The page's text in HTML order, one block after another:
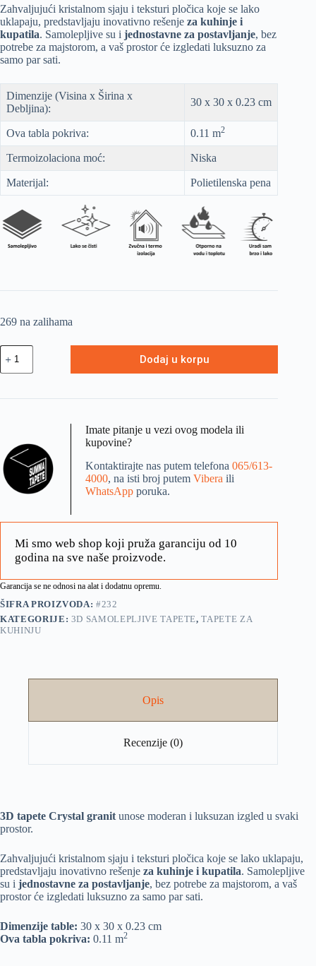
Zahvaljujući kristalnom sjaju i teksturi pločica koje se lako
uklapaju, predstavljaju inovativno rešenje za kuhinje i
kupatila. Samolepljive su i jednostavne za postavljanje, bez
potrebe za majstorom, a vaš prostor će izgledati luksuzno za
samo par sati.
Dimenzije (Visina x Širina x
Debljina):
30 x 30 x 0.23 cm
Ova tabla pokriva: 0.11 m2
Termoizolaciona moć: Niska
Materijal: Polietilenska pena
269 na zalihama
Dodaj u korpu
Imate pitanje u vezi ovog modela ili
kupovine?
Kontaktirajte nas putem telefona 065/613-
4000, na isti broj putem Vibera ili
WhatsApp poruka.
Mi smo web shop koji pruža garanciju od 10
godina na sve naše proizvode.
Garancija se ne odnosi na alat i dodatnu opremu.
ŠIFRA PROIZVODA:#232
KATEGORIJE: 3D SAMOLEPLJIVE TAPETE,TAPETE ZA
KUHINJU
Opis
Recenzije (0)
3D tapete Crystal granit unose moderan i luksuzan izgled u svaki
prostor.
Zahvaljujući kristalnom sjaju i teksturi pločica koje se lako uklapaju,
predstavljaju inovativno rešenje za kuhinje i kupatila. Samolepljive
su i jednostavne za postavljanje, bez potrebe za majstorom, a vaš
prostor će izgledati luksuzno za samo par sati.
Dimenzije table: 30 x 30 x 0.23 cm
Ova tabla pokriva: 0.11 m2